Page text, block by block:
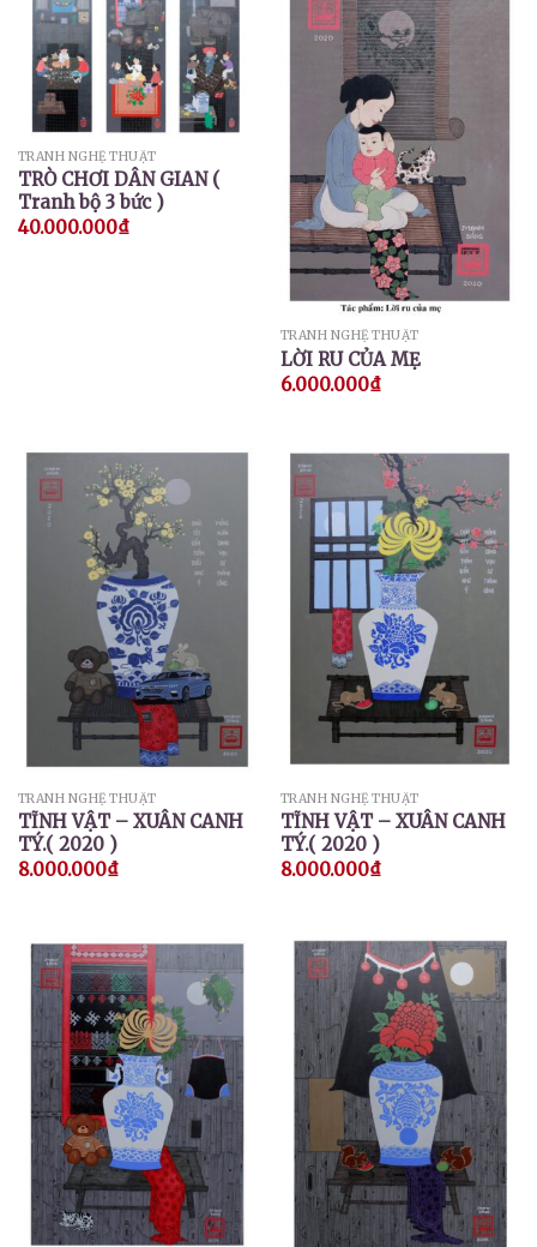
TRANH NGHỆ THUẬT
TRÒ CHƠI DÂN GIAN (
Tranh bộ 3 bức )
40.000.000₫
TRANH NGHỆ THUẬT
LỜI RU CỦA MẸ
6.000.000₫
TRANH NGHỆ THUẬT
TĨNH VẬT – XUÂN CANH
TÝ.( 2020 )
8.000.000₫
TRANH NGHỆ THUẬT
TĨNH VẬT – XUÂN CANH
TÝ.( 2020 )
8.000.000₫